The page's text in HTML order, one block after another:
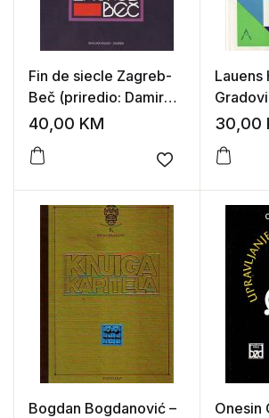
Fin de siecle Zagreb-
Beč (priredio: Damir
Barbarić)
40,00 KM
Add to wishlist
Lauens
Gradovi
30,00
Bogdan Bogdanović –
Onesin